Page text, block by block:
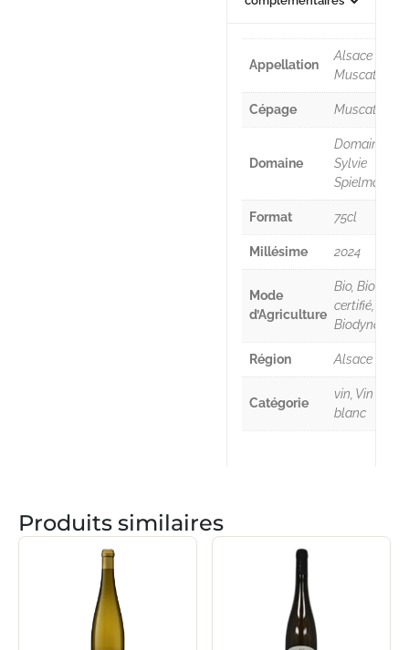
Appellation
Alsace
Muscat
Cépage Muscat
Domaine
Domaine
Sylvie
Spielmann
Format 75cl
Millésime 2024
Mode
d’Agriculture
Bio, Bio
certifié,
Biodynamie
Région Alsace
Catégorie
vin, Vin
blanc
Produits similaires